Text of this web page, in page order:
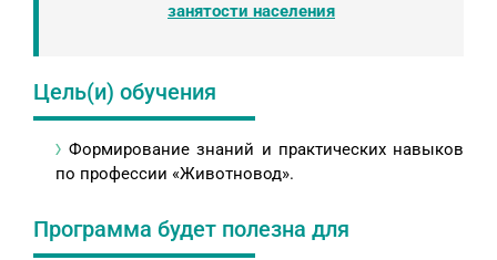
занятости населения
Цель(и) обучения
Формирование знаний и практических навыков
по профессии «Животновод».
Программа будет полезна для